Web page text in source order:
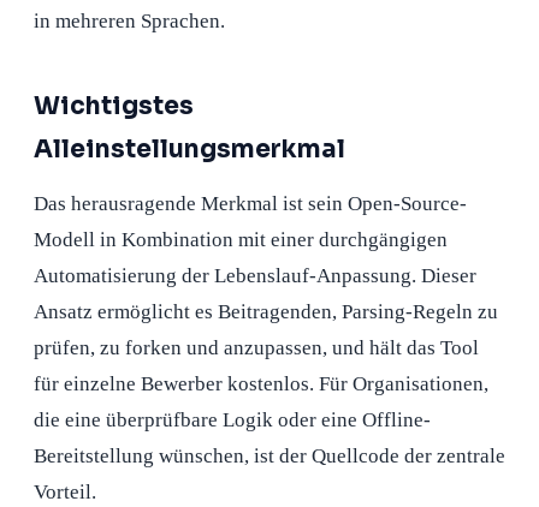
in mehreren Sprachen.
Wichtigstes
Alleinstellungsmerkmal
Das herausragende Merkmal ist sein Open-Source-
Modell in Kombination mit einer durchgängigen
Automatisierung der Lebenslauf-Anpassung. Dieser
Ansatz ermöglicht es Beitragenden, Parsing-Regeln zu
prüfen, zu forken und anzupassen, und hält das Tool
für einzelne Bewerber kostenlos. Für Organisationen,
die eine überprüfbare Logik oder eine Offline-
Bereitstellung wünschen, ist der Quellcode der zentrale
Vorteil.